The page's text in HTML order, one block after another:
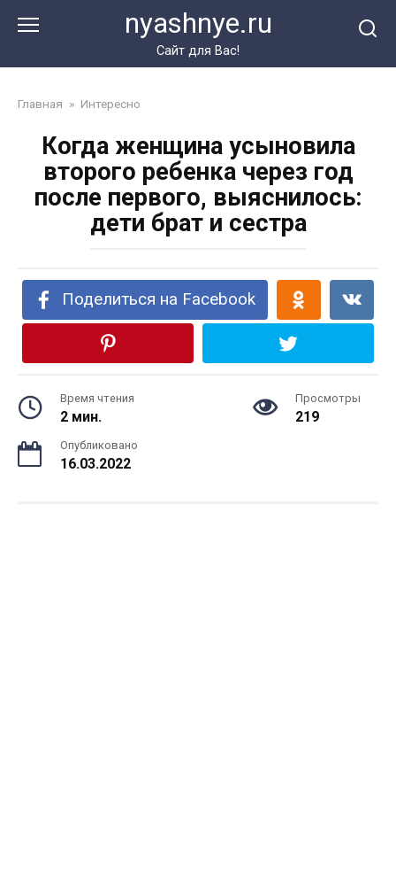
nyashnye.ru
Сайт для Вас!
Главная » Интересно
Когда женщина усыновила
второго ребенка через год
после первого, выяснилось:
дети брат и сестра
Поделиться на Facebook
Время чтения
2 мин.
Просмотры
219
Опубликовано
16.03.2022